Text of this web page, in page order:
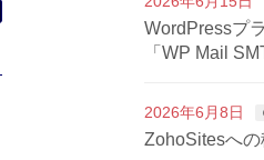
WordPressプ
「WP Mail
2026年6月8日
ZohoSitesへの